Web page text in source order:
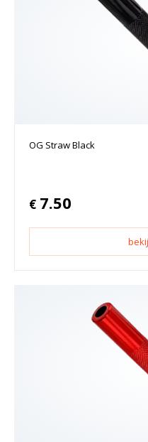
OG Straw Black
€ 7.50